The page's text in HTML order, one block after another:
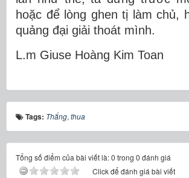
hoặc để lòng ghen tị làm chủ,
quảng đại giải thoát mình.
L.m Giuse Hoàng Kim Toan
Tags: Thắng, thua
Tổng số điểm của bài viết là: 0 trong 0 đánh giá
Click để đánh giá bài viết